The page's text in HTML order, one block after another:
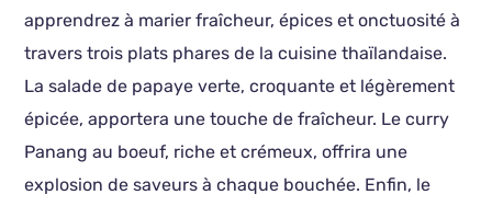
apprendrez à marier fraîcheur, épices et onctuosité à
travers trois plats phares de la cuisine thaïlandaise.
La salade de papaye verte, croquante et légèrement
épicée, apportera une touche de fraîcheur. Le curry
Panang au boeuf, riche et crémeux, offrira une
explosion de saveurs à chaque bouchée. Enfin, le